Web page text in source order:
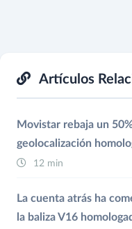
Artículos
Movistar rebaja un
geolocalización
12 min
La cuenta atrás ha
la baliza V16